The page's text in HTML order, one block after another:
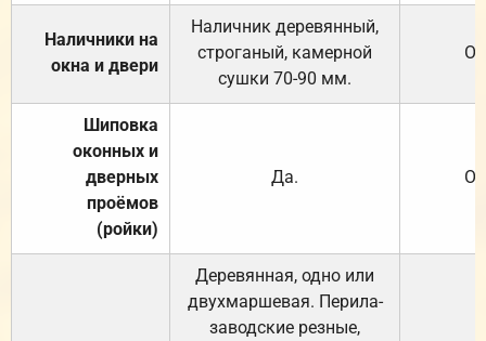
Наличники на
окна и двери
Наличник деревянный,
строганый, камерной
сушки 70-90 мм.
Шиповка
оконных и
дверных
проёмов
(ройки)
Да.
Деревянная, одно или
двухмаршевая. Перила-
заводские резные,